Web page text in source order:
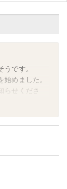
です。
めました。
らせくださ